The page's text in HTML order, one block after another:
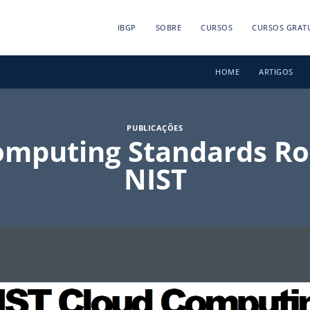
IBGP SOBRE CURSOS CURSOS
HOME ARTIGOS
PUBLICAÇÕES
Standards
NIST